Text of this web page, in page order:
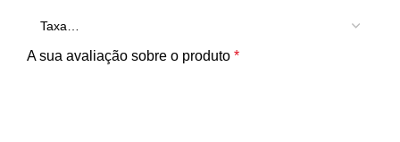
A sua avaliação sobre o produto *